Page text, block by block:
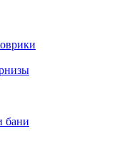
бани